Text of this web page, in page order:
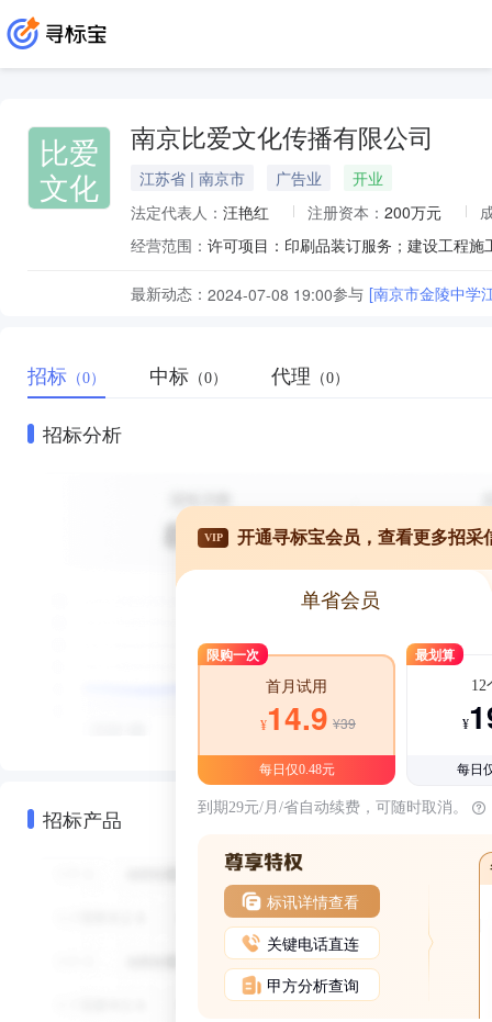
比爱
文化
南京比爱文化传播有限公司
江苏省 | 南京市 广告业
开业
法定代表人： 汪艳红 注册资本： 200万元
经营范围：
最新动态： 2024-07-08 19:00参与 [南京市金陵中学
招标 （0） 中标 （0） 代理 （0）
招标分析
招标产品
VIP 开通寻标宝会员，查看更多招采
单省会员
限购一次
首月试用
¥14.9 ¥39
每日仅0.48元
最划算
12
¥
每日
到期29元/月/省自动续费，可随时取消。
标讯详情查看
关键电话直连
甲方分析查询